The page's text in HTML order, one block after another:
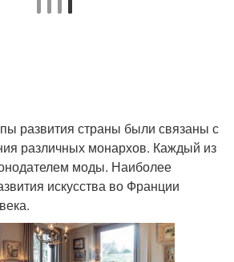
развития страны были связаны с
различных монархов. Каждый из
моды. Наиболее
искусства во Франции